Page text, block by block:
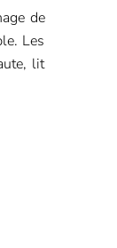
de
Les
lit